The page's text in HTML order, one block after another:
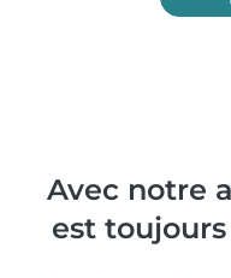
Avec notre
est